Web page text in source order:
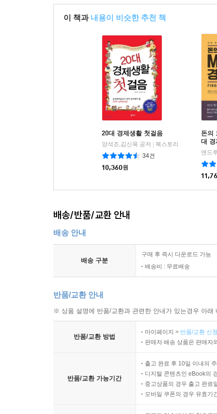
이 책과 내용이 비슷한 추천 책
20대 경제생활 첫걸음
양석조,김신욱 공저 | 북스토리
34건
10,360원
돈의
대 경
배송/반품/교환 안내
배송 안내
배송 구분
구매 후 즉시 다운로드 가능
배송비 : 무료배송
반품/교환 안내
※ 상품 설명에 반품/교환과 관련한 안내가 있는경우 아
반품/교환 방법
마이페이지 > 반품/교환 신
판매자 배송 상품은 판매자
반품/교환 가능기간
출고 완료 후 10일 이내의
디지털 콘텐츠인 eBook의
중고상품의 경우 출고 완료
모바일 쿠폰의 경우 유효기